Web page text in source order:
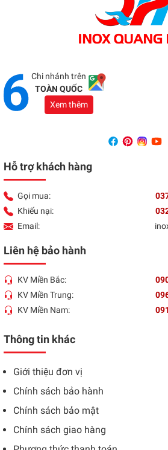
Showroom Đồng Nai
Địa chỉ: 1066 - QL 51 Tổ 3-
Chi nhánh trên
TOÀN QUỐC
Xem thêm
Hỗ trợ khách hàng
Gọi mua:
Khiếu nại:
Email:
Liên hệ bảo hành
KV Miền Bắc:
KV Miền Trung:
KV Miền Nam:
Thông tin khác
Giới thiệu đơn vị
Chính sách bảo hành
Chính sách bảo mật
Chính sách giao hàng